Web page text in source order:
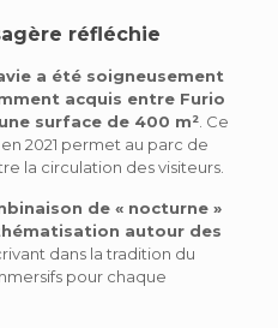
réfléchie
a été soigneusement
acquis entre Furio
surface de 400 m². Ce
2021 permet au parc de
la circulation des visiteurs.
de « nocturne »
autour des
dans la tradition du
pour chaque